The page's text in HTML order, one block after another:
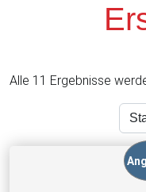
Alle 11 Ergebnisse